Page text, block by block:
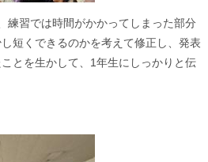
習では時間がかかってしまった部分
短くできるのかを考えて修正し、発表
とを生かして、1年生にしっかりと伝